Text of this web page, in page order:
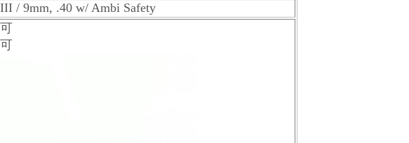
/ 9mm, .40 w/ Ambi Safety